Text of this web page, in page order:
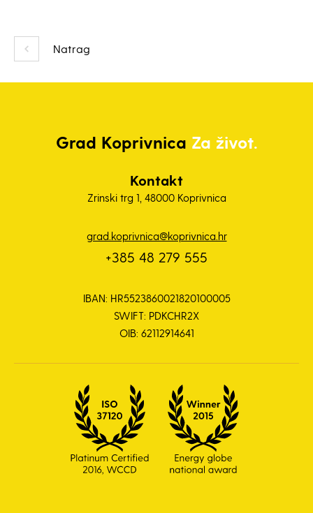
Natrag
Grad Koprivnica Za život.
Kontakt
Zrinski trg 1, 48000 Koprivnica
grad.koprivnica@koprivnica.hr
+385 48 279 555
IBAN: HR5523860021820100005
SWIFT: PDKCHR2X
OIB: 62112914641